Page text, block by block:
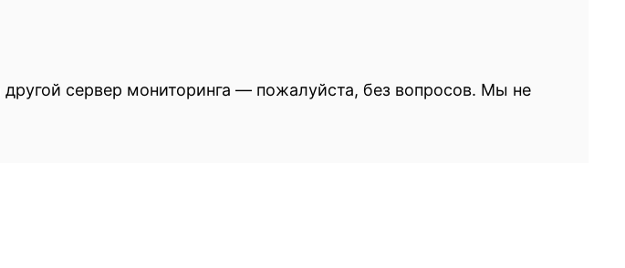
сервер мониторинга — пожалуйста, без вопросов. Мы не